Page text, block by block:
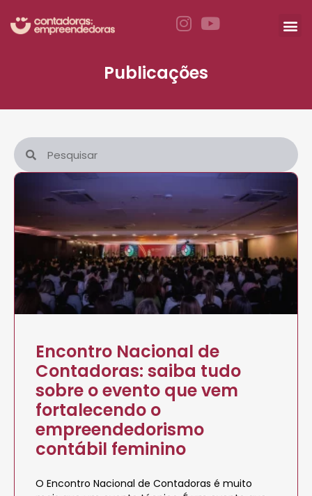
Publicações
Encontro Nacional de
Contadoras: saiba tudo
sobre o evento que vem
fortalecendo o
empreendedorismo
contábil feminino
O Encontro Nacional de Contadoras é muito